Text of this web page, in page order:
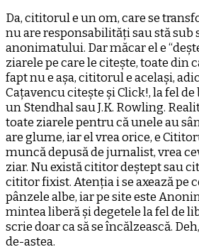
Da, cititorul e un om, care se
nu are responsabilități sau stă sub
anonimatului. Dar măcar el e
ziarele pe care le citește, toate din
fapt nu e așa, cititorul e același,
Cațavencu citește și Click!, la fel
un Stendhal sau J.K. Rowling.
toate ziarele pentru că unele au
are glume, iar el vrea orice, e
muncă depusă de jurnalist, vrea
ziar. Nu există cititor deștept sau
cititor fixist. Atenția i se axează pe
pânzele albe, iar pe site este
mintea liberă și degetele la fel de
scrie doar ca să se încălzească.
de-astea.